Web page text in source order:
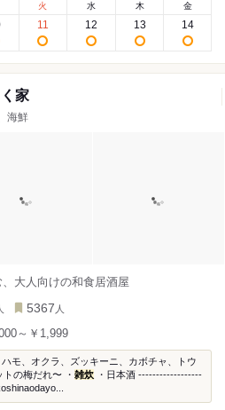
火
11
水
12
木
13
金
14
家
海鮮
大人向けの和食居酒屋
5367 人
～￥1,999
モ、オクラ、ズッキーニ、カボチャ、トウ
の梅だれ〜 ・ 雑炊 ・日本酒 ------------------